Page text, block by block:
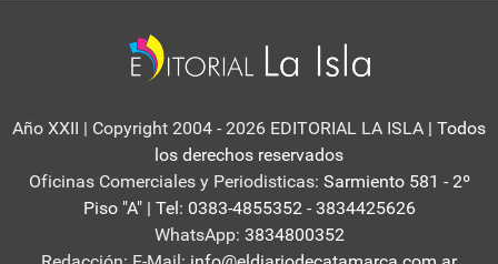
Año XXII | Copyright 2004 - 2026 EDITORIAL LA ISLA | Todos
los derechos reservados
Oficinas Comerciales y Periodisticas: Sarmiento 581 - 2º
Piso "A" | Tel: 0383-4855352 - 3834425626
WhatsApp: 3834800352